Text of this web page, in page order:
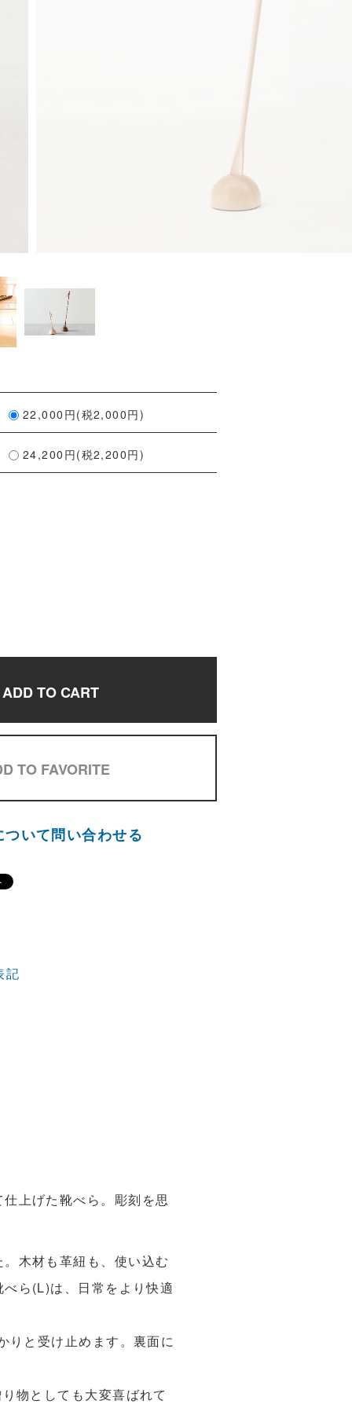
22,000円(税2,000円)
24,200円(税2,200円)
ADD TO CART
TO FAVORITE
いて問い合わせる
記
上げた靴べら。彫刻を思
木材も革紐も、使い込む
ら(L)は、日常をより快適
りと受け止めます。裏面に
物としても大変喜ばれて